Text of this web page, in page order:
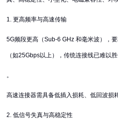
1. 更高频率与高速传输
5G频段更高（Sub-6 GHz 和毫米波），
（如25Gbps以上），传统连接线已难以
。
高速连接器需具备低插入损耗、低回波损
2. 低信号失真与高稳定性